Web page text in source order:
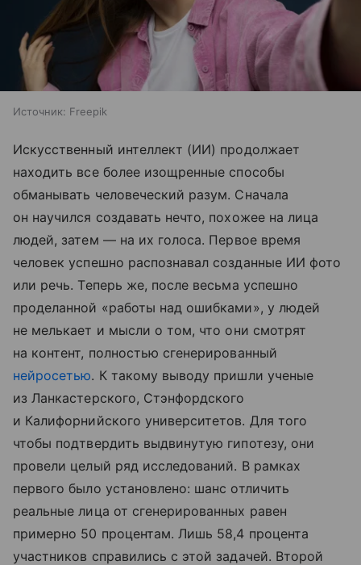
Источник: Freepik
Искусственный интеллект (ИИ) продолжает
находить все более изощренные способы
обманывать человеческий разум. Сначала
он научился создавать нечто, похожее на лица
людей, затем — на их голоса. Первое время
человек успешно распознавал созданные ИИ фото
или речь. Теперь же, после весьма успешно
проделанной «работы над ошибками», у людей
не мелькает и мысли о том, что они смотрят
на контент, полностью сгенерированный
нейросетью. К такому выводу пришли ученые
из Ланкастерского, Стэнфордского
и Калифорнийского университетов. Для того
чтобы подтвердить выдвинутую гипотезу, они
провели целый ряд исследований. В рамках
первого было установлено: шанс отличить
реальные лица от сгенерированных равен
примерно 50 процентам. Лишь 58,4 процента
участников справились с этой задачей. Второй